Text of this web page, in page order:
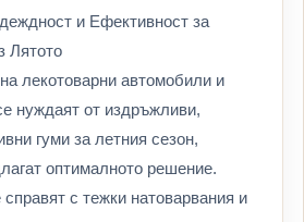
и Ефективност за
Лятото
лекотоварни автомобили и
нуждаят от издръжливи,
гуми за летния сезон,
оптималното решение.
с тежки натоварвания и